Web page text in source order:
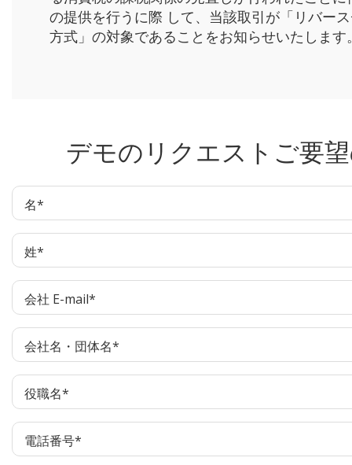
の提供を行うに際 して、当該取引が「リバー
方式」の対象であることをお知らせいたします
デモのリクエストご要
名*
姓*
会社 E-mail*
会社名・団体名*
役職名*
電話番号*